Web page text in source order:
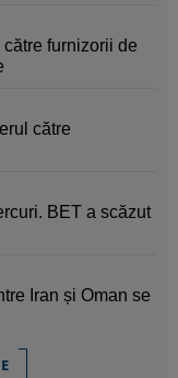
furnizorii de
către
BET a scăzut
Iran și Oman se